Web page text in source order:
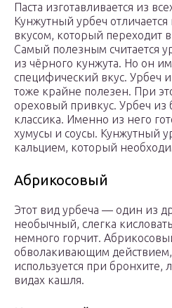
Паста изготавливается из
Кунжутный урбеч
вкусом, который переходит
Самый полезным считается
из чёрного кунжута. Но он
специфический вкус. Урбеч
тоже крайне полезен. При
ореховый привкус. Урбеч из
классика. Именно из него
хумусы и соусы. Кунжутный
кальцием, который
Абрикосовый
Этот вид урбеча — один из
необычный, слегка
немного горчит.
обволакивающим действием,
используется при бронхите,
видах кашля.